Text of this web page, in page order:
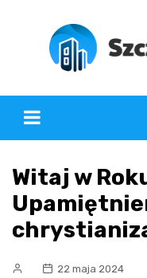
Witaj w
22 maja 2024